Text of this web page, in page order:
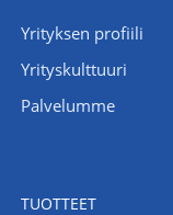
Yrityksen profiili
Yrityskulttuuri
Palvelumme
TUOTTEET